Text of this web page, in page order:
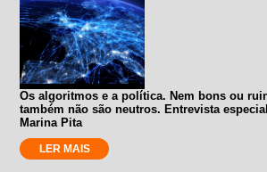
Os algoritmos e a política. Nem bons ou
também não são neutros. Entrevista
Marina Pita
LER MAIS